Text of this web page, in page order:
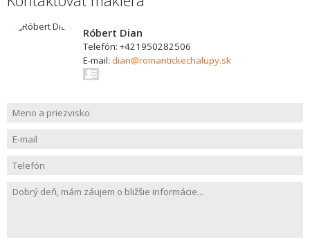
Róbert Dian
Telefón: +421950282506
E-mail: dian@romantickechalupy.sk